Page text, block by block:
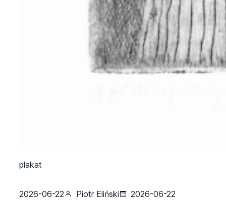
plakat
2026-06-22 Piotr Eliński
2026-06-22